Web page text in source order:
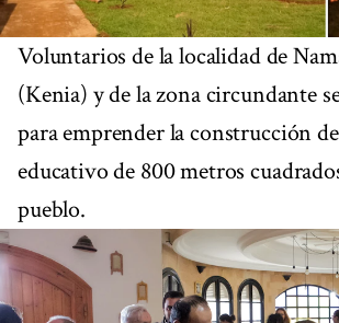
Voluntarios de la localidad de
(Kenia) y de la zona circundante
para emprender la construcción
educativo de 800 metros
pueblo.